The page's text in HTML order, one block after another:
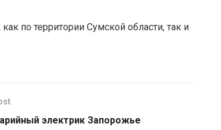
по территории Сумской области, так и
электрик Запорожье